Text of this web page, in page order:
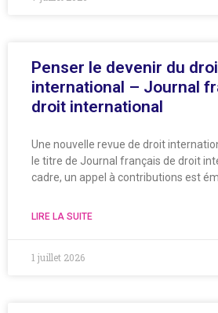
Penser le devenir du
international – Journal
droit international
Une nouvelle revue de droit
le titre de Journal français de droit
cadre, un appel à contributions est
LIRE LA SUITE
1 juillet 2026